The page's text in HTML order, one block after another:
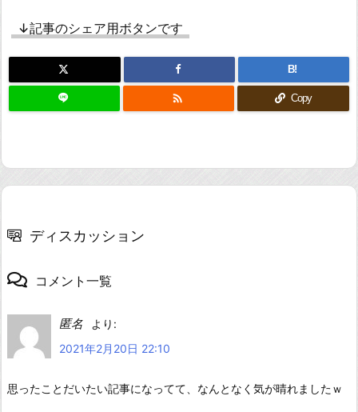
↓記事のシェア用ボタンです
B!
 Copy
ディスカッション
コメント一覧
匿名
より:
2021年2月20日 22:10
思ったことだいたい記事になってて、なんとなく気が晴れましたｗ